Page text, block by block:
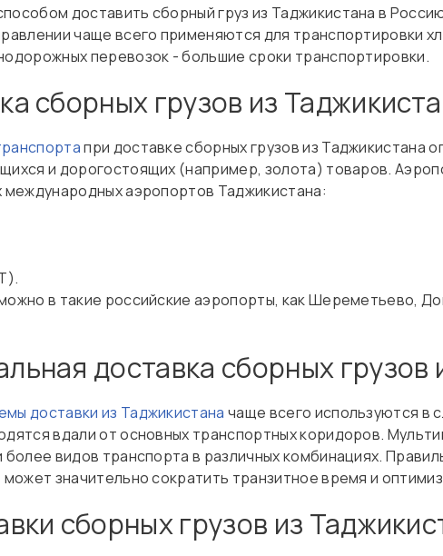
доставить сборный груз из Таджикистана в
чаще всего применяются для транспортировки
перевозок - большие сроки транспортировки.
сборных грузов из
при доставке сборных грузов из Таджикистана
и дорогостоящих (например, золота) товаров.
международных аэропортов Таджикистана:
в такие российские аэропорты, как Шереметьево,
доставка сборных грузов
доставки из Таджикистана чаще всего используются в
вдали от основных транспортных коридоров.
более видов транспорта в различных комбинациях.
может значительно сократить транзитное время и
сборных грузов из